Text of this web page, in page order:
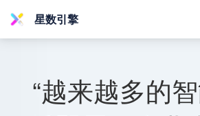
星数引擎
“越来越多的